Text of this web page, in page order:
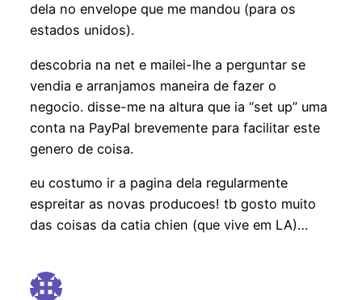
dela no envelope que me mandou (para os
estados unidos).
descobria na net e mailei-lhe a perguntar se
vendia e arranjamos maneira de fazer o
negocio. disse-me na altura que ia “set up” uma
conta na PayPal brevemente para facilitar este
genero de coisa.
eu costumo ir a pagina dela regularmente
espreitar as novas producoes! tb gosto muito
das coisas da catia chien (que vive em LA)…